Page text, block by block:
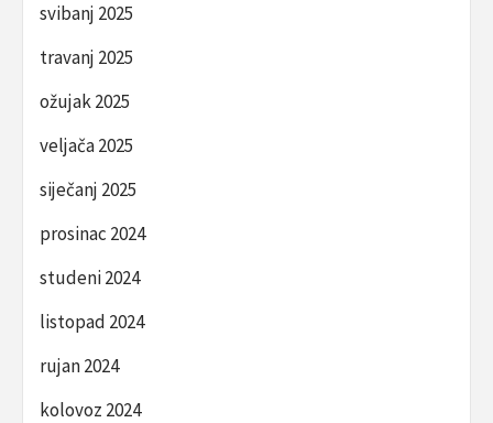
svibanj 2025
travanj 2025
ožujak 2025
veljača 2025
siječanj 2025
prosinac 2024
studeni 2024
listopad 2024
rujan 2024
kolovoz 2024